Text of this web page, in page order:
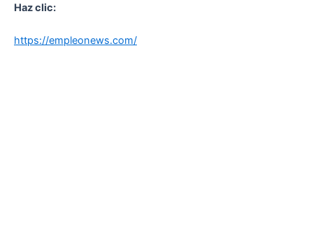
Haz clic:
https://empleonews.com/